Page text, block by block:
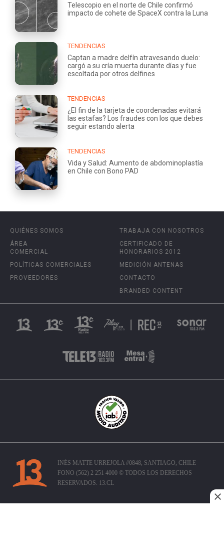
Telescopio en el norte de Chile confirmó
impacto de cohete de SpaceX contra la Luna
TENDENCIAS
Captan a madre delfín atravesando duelo:
cargó a su cría muerta durante días y fue
escoltada por otros delfines
TENDENCIAS
¿El fin de la tarjeta de coordenadas evitará
las estafas? Los fraudes con los que debes
seguir estando alerta
TENDENCIAS
Vida y Salud: Aumento de abdominoplastía
en Chile con Bono PAD
QUIÉNES SOMOS
ÁREA
COMERCIAL
POLÍTICAS COMERCIALES
PROVEEDORES
TRABAJA CON NOSOTROS
CERTIFICADO DE
HONORARIOS 2012
MEDICIÓN ANTENAS
CONTACTO
BRANDED CONTENT
INÉS MATTE URREJOLA #0848, SANTIAGO, CHILE
FONO (562) 2 251 4000 © TODOS LOS DERECHOS
RESERVADOS. 13.CL